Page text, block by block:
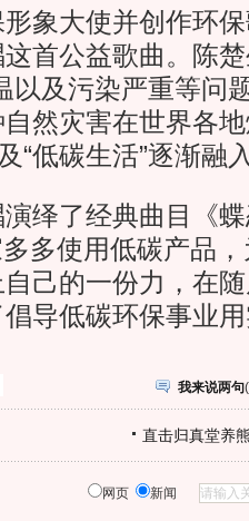
大使并创作环保
首公益歌曲。陈
以及污染严重等问
然灾害在世界各
“低碳生活”逐渐融
了经典曲目《蝶
多使用低碳产品
己的一份力，在
导低碳环保事业
我来说两句(
直击归真堂养
网页 新闻